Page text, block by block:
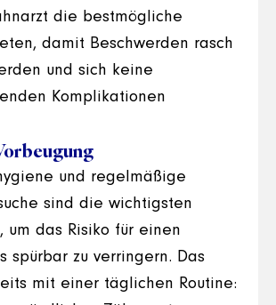
die bestmögliche
damit Beschwerden rasch
und sich keine
Komplikationen
und regelmäßige
sind die wichtigsten
um das Risiko für einen
spürbar zu verringern. Das
mit einer täglichen Routine: